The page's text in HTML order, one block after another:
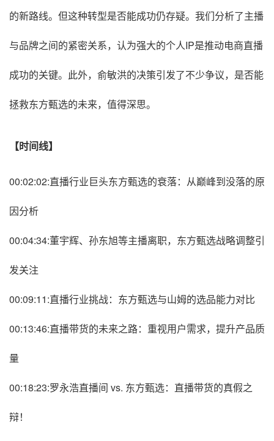
的新路线。但这种转型是否能成功仍存疑。我们分析了主播
与品牌之间的紧密关系，认为强大的个人IP是推动电商直播
成功的关键。此外，俞敏洪的决策引发了不少争议，是否能
拯救东方甄选的未来，值得深思。
【时间线】
00:02:02:直播行业巨头东方甄选的衰落：从巅峰到没落的原
因分析
00:04:34:董宇辉、孙东旭等主播离职，东方甄选战略调整引
发关注
00:09:11:直播行业挑战：东方甄选与山姆的选品能力对比
00:13:46:直播带货的未来之路：重视用户需求，提升产品质
量
00:18:23:罗永浩直播间 vs. 东方甄选：直播带货的真假之
辩！